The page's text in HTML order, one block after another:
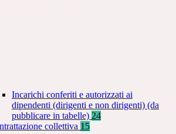
Incarichi conferiti e autorizzati ai
dipendenti (dirigenti e non dirigenti) (da
pubblicare in tabelle) 24
collettiva 15